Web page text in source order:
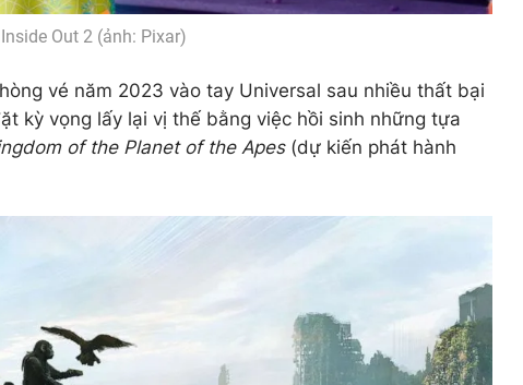
Inside Out 2 (ảnh: Pixar)
vé năm 2023 vào tay Universal sau nhiều thất bại
kỳ vọng lấy lại vị thế bằng việc hồi sinh những tựa
of the Planet of the Apes(dự kiến phát hành